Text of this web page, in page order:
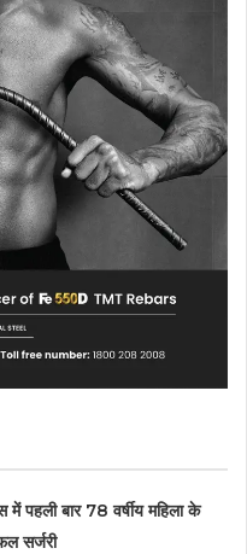
में पहली बार 78 वर्षीय महिला के
सर्जरी